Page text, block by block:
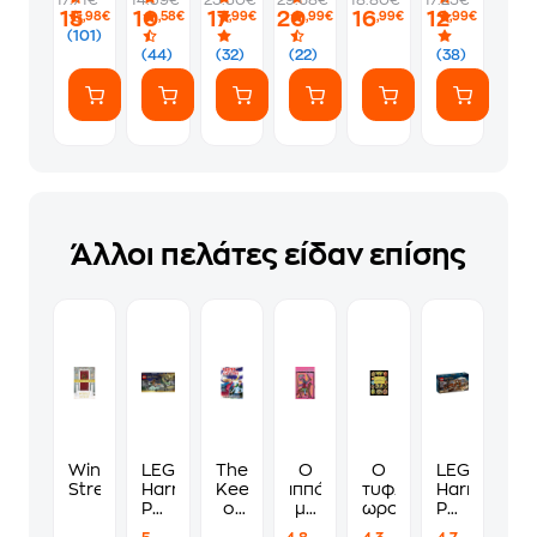
μπαίνουν
σ’ένα
μπαρ
(101)
15,98€
(44)
10,58€
(32)
17,99€
(22)
20,99€
από
τα
της
Αστροφυσικής
16,99€
(38)
12,99€
Άλλοι πελάτες είδαν επίσης
Winter
Street
LEGO®
Harry
Potter™
The
Keeper
of
Ο
ιππότης
με
Ο
τυφλός
ωρολογοποιός
LEGO®
Harry
Potter